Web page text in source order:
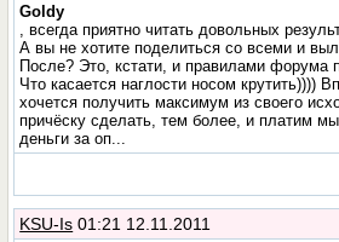
Goldy
, всегда приятно читать довольных
А вы не хотите поделиться со всеми и
После? Это, кстати, и правилами форума
Что касается наглости носом крутить))))
хочется получить максимум из своего
причёску сделать, тем более, и платим
деньги за оп...
KSU-Is 01:21 12.11.2011